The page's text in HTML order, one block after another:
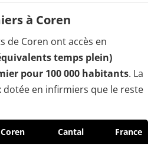
à Coren
de Coren ont accès en
temps plein)
pour 100 000 habitants. La
dotée en infirmiers que le reste
Coren Cantal France